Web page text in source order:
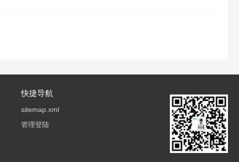
快捷导航
sitemap.xml
管理登陆